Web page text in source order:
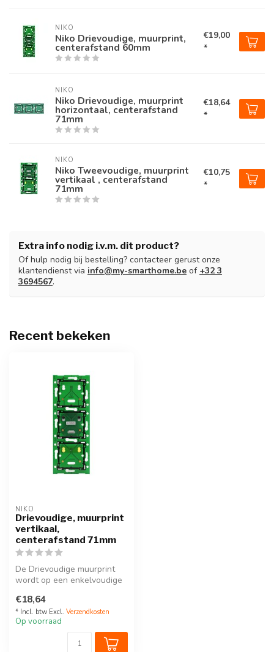
NIKO
Niko Drievoudige, muurprint,
centerafstand 60mm
€19,00
*
NIKO
Niko Drievoudige, muurprint
horizontaal, centerafstand
71mm
€18,64
*
NIKO
Niko Tweevoudige, muurprint
vertikaal , centerafstand
71mm
€10,75
*
Extra info nodig i.v.m. dit product?
Of hulp nodig bij bestelling? contacteer gerust onze
klantendienst via info@my-smarthome.be of +32 3
3694567.
Recent bekeken
NIKO
Drievoudige, muurprint
vertikaal,
centerafstand 71mm
De Drievoudige muurprint
wordt op een enkelvoudige
schroefbevest...
€18,64
* Incl. btw Excl. Verzendkosten
Op voorraad